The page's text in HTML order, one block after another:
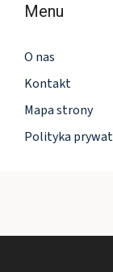
Menu
O nas
Kontakt
Mapa strony
Polityka